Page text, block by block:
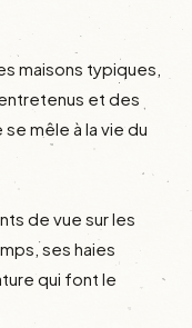
maisons typiques,
et des
mêle à la vie du
de vue sur les
ses haies
qui font le